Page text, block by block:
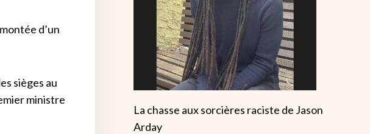
d’un
sièges au
ministre
La chasse aux sorcières raciste de Jason
Arday